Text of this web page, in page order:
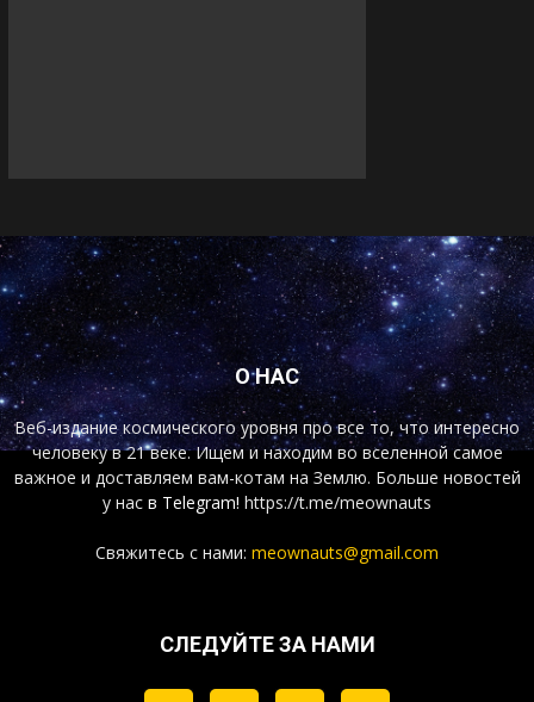
О НАС
Веб-издание космического уровня про все то, что интересно
человеку в 21 веке. Ищем и находим во вселенной самое
важное и доставляем вам-котам на Землю. Больше новостей
у нас в Telegram! https://t.me/meownauts
Свяжитесь с нами: meownauts@gmail.com
СЛЕДУЙТЕ ЗА НАМИ